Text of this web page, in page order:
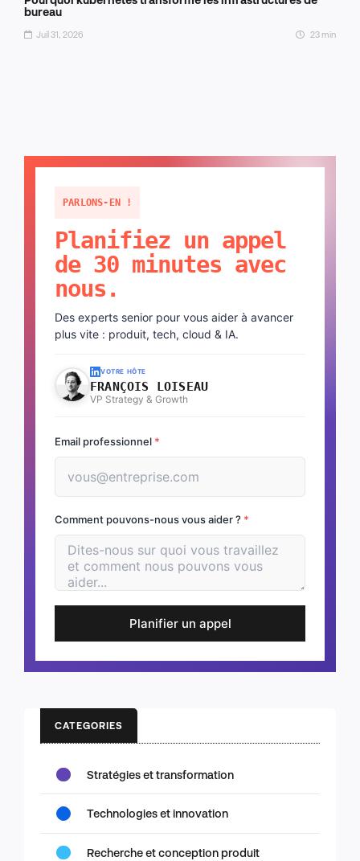
bureau
Juil 31, 2026 23 min
PARLONS-EN !
Planifiez un appel
de 30 minutes avec
nous.
Des experts senior pour vous aider à avancer
plus vite : produit, tech, cloud & IA.
VOTRE HÔTE
FRANÇOIS LOISEAU
VP Strategy & Growth
Email professionnel *
Comment pouvons-nous vous aider ? *
Planifier un appel
CATEGORIES
Stratégies et transformation
Technologies et innovation
Recherche et conception produit